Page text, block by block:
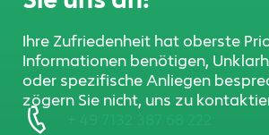
Ihre Zufriedenheit hat oberste
Informationen benötigen,
oder spezifische Anliegen
zögern Sie nicht, uns zu